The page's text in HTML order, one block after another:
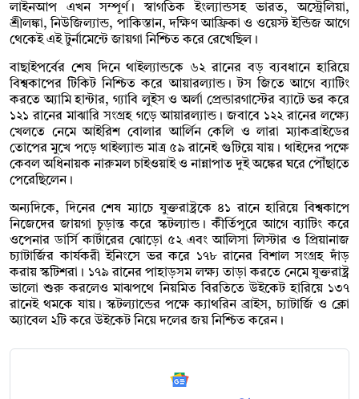
লাইনআপ এখন সম্পূর্ণ। স্বাগতিক ইংল্যান্ডসহ ভারত, অস্ট্রেলিয়া,
শ্রীলঙ্কা, নিউজিল্যান্ড, পাকিস্তান, দক্ষিণ আফ্রিকা ও ওয়েস্ট ইন্ডিজ আগে
থেকেই এই টুর্নামেন্টে জায়গা নিশ্চিত করে রেখেছিল।
বাছাইপর্বের শেষ দিনে থাইল্যান্ডকে ৬২ রানের বড় ব্যবধানে হারিয়ে
বিশ্বকাপের টিকিট নিশ্চিত করে আয়ারল্যান্ড। টস জিতে আগে ব্যাটিং
করতে অ্যামি হান্টার, গ্যাবি লুইস ও অর্লা প্রেন্ডারগাস্টের ব্যাটে ভর করে
১২১ রানের মাঝারি সংগ্রহ গড়ে আয়ারল্যান্ড। জবাবে ১২২ রানের লক্ষ্যে
খেলতে নেমে আইরিশ বোলার আর্লিন কেলি ও লারা ম্যাকব্রাইডের
তোপের মুখে পড়ে থাইল্যান্ড মাত্র ৫৯ রানেই গুটিয়ে যায়। থাইদের পক্ষে
কেবল অধিনায়ক নারুমল চাইওয়াই ও নান্নাপাত দুই অঙ্কের ঘরে পৌঁছাতে
পেরেছিলেন।
অন্যদিকে, দিনের শেষ ম্যাচে যুক্তরাষ্ট্রকে ৪১ রানে হারিয়ে বিশ্বকাপে
নিজেদের জায়গা চূড়ান্ত করে স্কটল্যান্ড। কীর্তিপুরে আগে ব্যাটিং করে
ওপেনার ডার্সি কার্টারের ঝোড়ো ৫২ এবং আলিসা লিস্টার ও প্রিয়ানাজ
চ্যাটার্জির কার্যকরী ইনিংসে ভর করে ১৭৮ রানের বিশাল সংগ্রহ দাঁড়
করায় স্কটিশরা। ১৭৯ রানের পাহাড়সম লক্ষ্য তাড়া করতে নেমে যুক্তরাষ্ট্র
ভালো শুরু করলেও মাঝপথে নিয়মিত বিরতিতে উইকেট হারিয়ে ১৩৭
রানেই থমকে যায়। স্কটল্যান্ডের পক্ষে ক্যাথরিন ব্রাইস, চ্যাটার্জি ও ক্লো
অ্যাবেল ২টি করে উইকেট নিয়ে দলের জয় নিশ্চিত করেন।